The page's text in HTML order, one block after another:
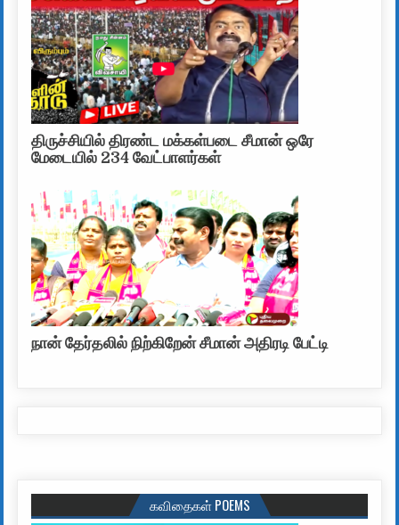
திருச்சியில் திரண்ட மக்கள்படை சீமான் ஒரே
மேடையில் 234 வேட்பாளர்கள்
நான் தேர்தலில் நிற்கிறேன் சீமான் அதிரடி பேட்டி
கவிதைகள் POEMS